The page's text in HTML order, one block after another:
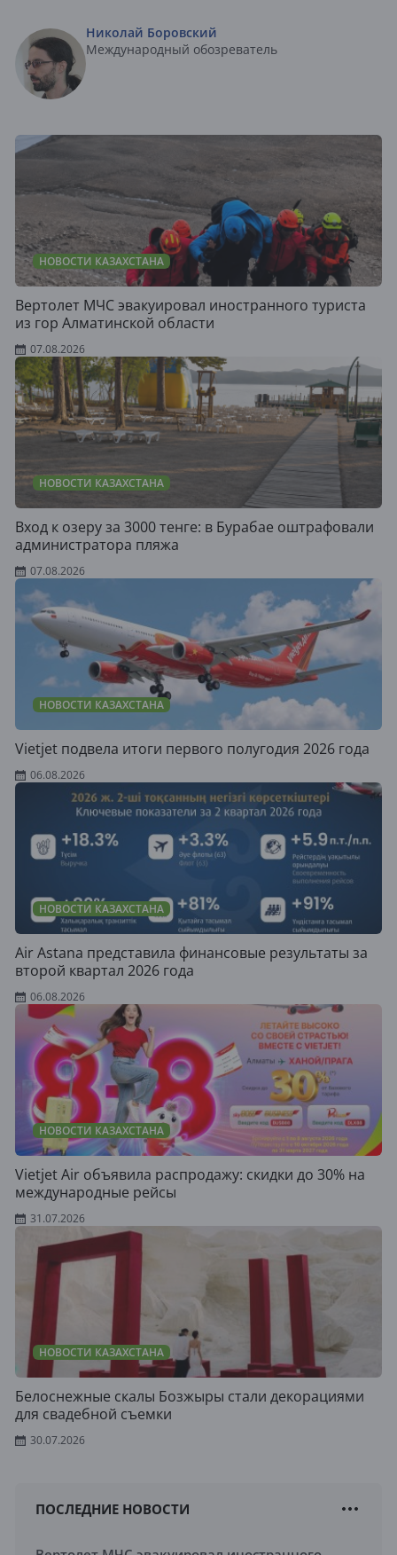
Николай Боровский
Международный обозреватель
НОВОСТИ КАЗАХСТАНА
Вертолет МЧС эвакуировал иностранного туриста
из гор Алматинской области
07.08.2026
НОВОСТИ КАЗАХСТАНА
Вход к озеру за 3000 тенге: в Бурабае оштрафовали
администратора пляжа
07.08.2026
НОВОСТИ КАЗАХСТАНА
Vietjet подвела итоги первого полугодия 2026 года
06.08.2026
НОВОСТИ КАЗАХСТАНА
Air Astana представила финансовые результаты за
второй квартал 2026 года
06.08.2026
НОВОСТИ КАЗАХСТАНА
Vietjet Air объявила распродажу: скидки до 30% на
международные рейсы
31.07.2026
НОВОСТИ КАЗАХСТАНА
Белоснежные скалы Бозжыры стали декорациями
для свадебной съемки
30.07.2026
ПОСЛЕДНИЕ НОВОСТИ